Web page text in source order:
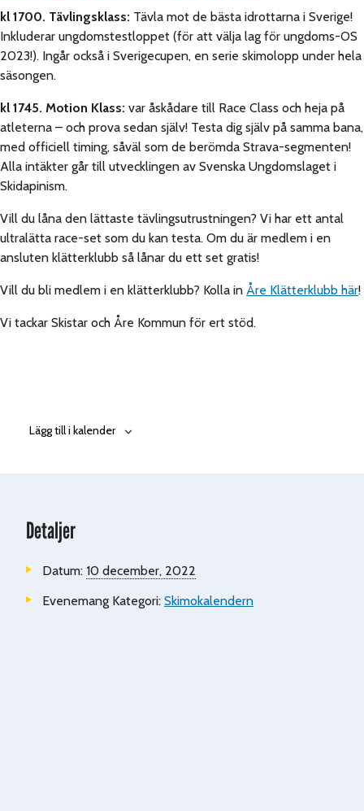
kl 1700. Tävlingsklass: Tävla mot de bästa idrottarna i Sverige!
Inkluderar ungdomstestloppet (för att välja lag för ungdoms-OS
2023!). Ingår också i Sverigecupen, en serie skimolopp under hela
säsongen.
kl 1745. Motion Klass:var åskådare till Race Class och heja på
atleterna – och prova sedan själv! Testa dig själv på samma bana,
med officiell timing, såväl som de berömda Strava-segmenten!
Alla intäkter går till utvecklingen av Svenska Ungdomslaget i
Skidapinism.
Vill du låna den lättaste tävlingsutrustningen? Vi har ett antal
ultralätta race-set som du kan testa. Om du är medlem i en
ansluten klätterklubb så lånar du ett set gratis!
Vill du bli medlem i en klätterklubb? Kolla inÅre Klätterklubb här!
Vi tackar Skistar och Åre Kommun för ert stöd.
Lägg till i kalender
Detaljer
Datum: 10 december, 2022
Evenemang Kategori: Skimokalendern